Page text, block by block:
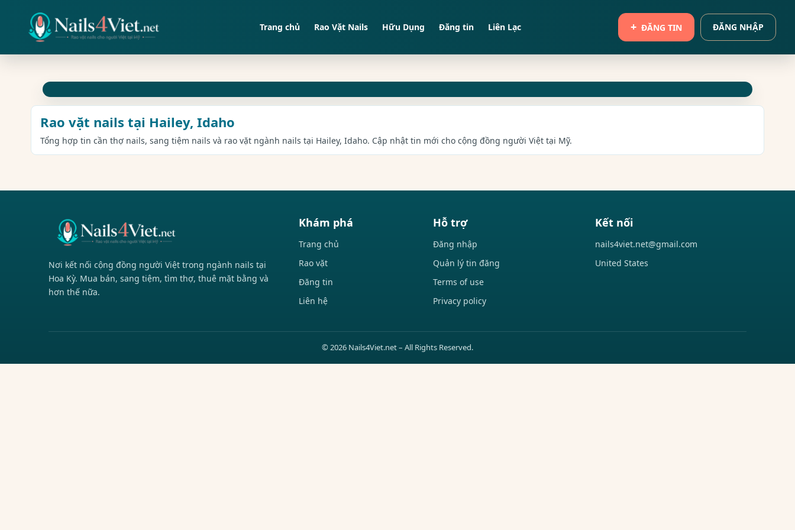
Trang chủ Rao Vặt Nails Hữu Dụng Đăng tin Liên Lạc ĐĂNG TIN ĐĂNG NHẬP
Rao vặt nails tại Hailey, Idaho
Tổng hợp tin cần thợ nails, sang tiệm nails và rao vặt ngành nails tại Hailey, Idaho. Cập nhật tin mới cho cộng đồng người Việt tại Mỹ.
Nơi kết nối cộng đồng người Việt trong ngành nails tại
Hoa Kỳ. Mua bán, sang tiệm, tìm thợ, thuê mặt bằng và
hơn thế nữa.
Khám phá
Trang chủ
Rao vặt
Đăng tin
Liên hệ
Hỗ trợ
Đăng nhập
Quản lý tin đăng
Terms of use
Privacy policy
Kết nối
nails4viet.net@gmail.com
United States
© 2026 Nails4Viet.net – All Rights Reserved.